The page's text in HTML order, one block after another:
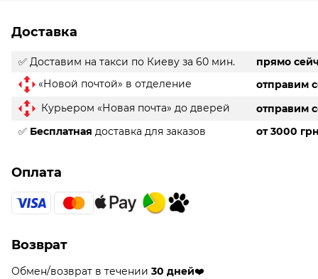
Доставка
✅ Доставим на такси по Киеву за 60 мин.
прямо
«Новой почтой» в отделение
отправим
Курьером «Новая почта» до дверей
отправим
✅ Бесплатная доставка для заказов от 3000
Оплата
Возврат
Обмен/возврат в течении 30 дней❤️